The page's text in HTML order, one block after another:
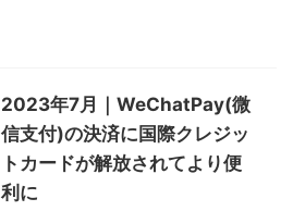
2023年7月｜WeChatPay(微
信支付)の決済に国際クレジッ
トカードが解放されてより便
利に